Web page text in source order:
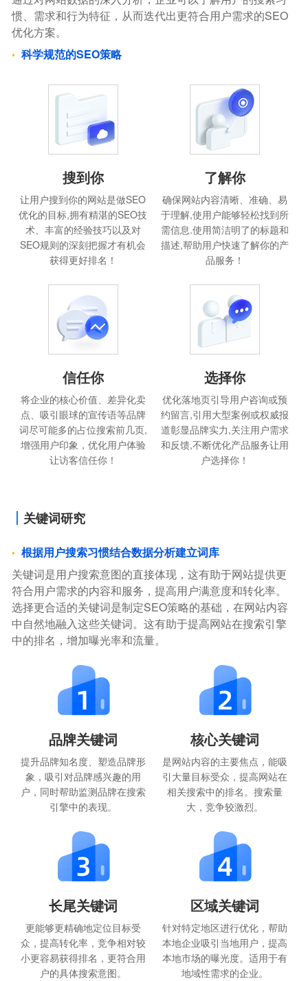
惯、需求和行为特征，从而迭代出更符合用户需求的SEO
优化方案。
科学规范的SEO策略
搜到你
让用户搜到你的网站是做SEO
优化的目标,拥有精湛的SEO技
术、丰富的经验技巧以及对
SEO规则的深刻把握才有机会
获得更好排名！
了解你
确保网站内容清晰、准确、易
于理解,使用户能够轻松找到所
需信息.使用简洁明了的标题和
描述,帮助用户快速了解你的产
品服务！
信任你
将企业的核心价值、差异化卖
点、吸引眼球的宣传语等品牌
词尽可能多的占位搜索前几页,
增强用户印象，优化用户体验
让访客信任你！
选择你
优化落地页引导用户咨询或预
约留言,引用大型案例或权威报
道彰显品牌实力,关注用户需求
和反馈,不断优化产品服务让用
户选择你！
关键词研究
根据用户搜索习惯结合数据分析建立词库
关键词是用户搜索意图的直接体现，这有助于网站提供更
符合用户需求的内容和服务，提高用户满意度和转化率。
选择更合适的关键词是制定SEO策略的基础，在网站内容
中自然地融入这些关键词。这有助于提高网站在搜索引擎
中的排名，增加曝光率和流量。
品牌关键词
提升品牌知名度、塑造品牌形
象，吸引对品牌感兴趣的用
户，同时帮助监测品牌在搜索
引擎中的表现。
核心关键词
是网站内容的主要焦点，能吸
引大量目标受众，提高网站在
相关搜索中的排名。搜索量
大，竞争较激烈。
长尾关键词
更能够更精确地定位目标受
众，提高转化率，竞争相对较
小更容易获得排名，更符合用
户的具体搜索意图。
区域关键词
针对特定地区进行优化，帮助
本地企业吸引当地用户，提高
本地市场的曝光度。适用于有
地域性需求的企业。